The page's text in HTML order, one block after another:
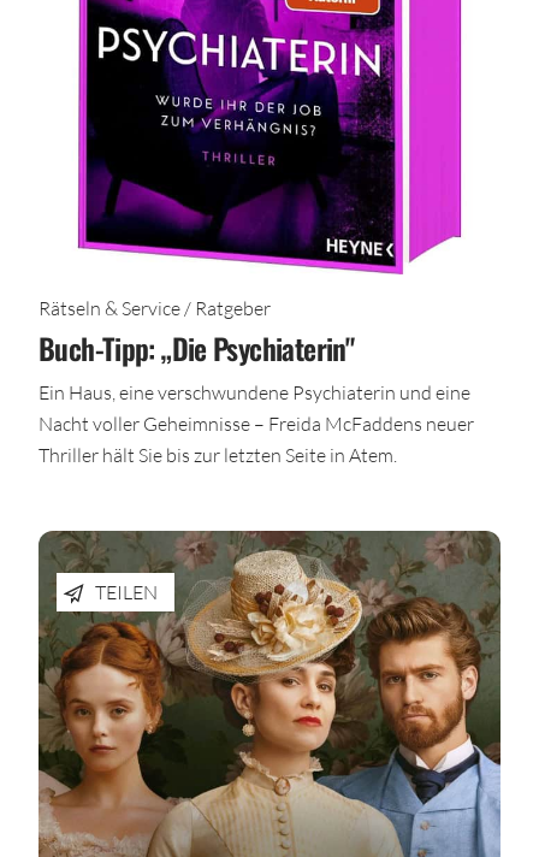
Rätseln & Service / Ratgeber
Buch-Tipp: „Die Psychiaterin"
Ein Haus, eine verschwundene Psychiaterin und eine
Nacht voller Geheimnisse – Freida McFaddens neuer
Thriller hält Sie bis zur letzten Seite in Atem.
TEILEN